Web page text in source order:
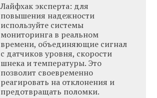
Лайфхак эксперта: для
повышения надежности
используйте системы
мониторинга в реальном
времени, объединяющие сигнал
с датчиков уровня, скорости
шнека и температуры. Это
позволит своевременно
реагировать на отклонения и
предотвращать поломки.